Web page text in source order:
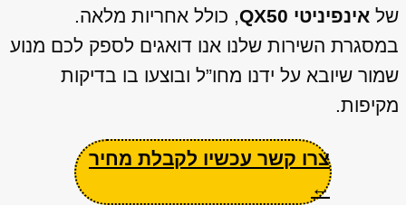
של אינפיניטי QX50
, כולל אחריות מלאה.
במסגרת השירות שלנו אנו דואגים לספק לכם מנוע
שמור שיובא על ידנו מחו”ל ובוצעו בו בדיקות
מקיפות.
צרו קשר עכשיו לקבלת מחיר
←